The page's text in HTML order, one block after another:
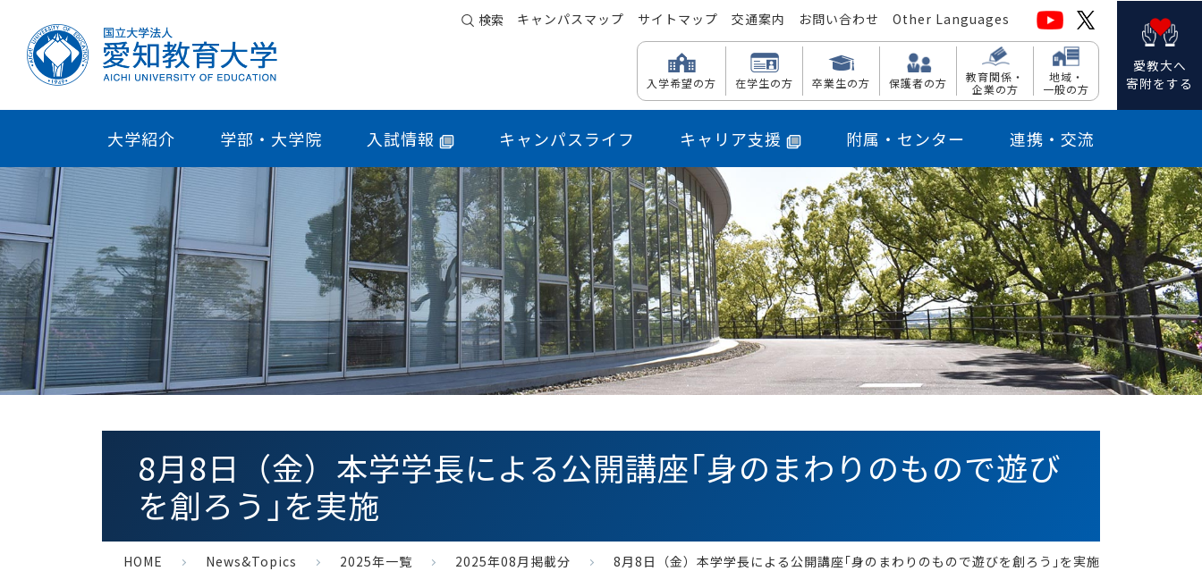
検索 キャンパスマップ サイトマップ 交通案内 お問い合わせ Other Languages
入学希望の方 在学生の方 卒業生の方 保護者の方
教育関係・
企業の方
地域・
一般の方
愛教大へ
寄附をする
大学紹介 学部・大学院 入試情報 キャンパスライフ キャリア支援 附属・センター 連携・交流
8月8日（金）本学学長による公開講座｢身のまわりのもので遊び
を創ろう｣を実施
HOME News&Topics 2025年一覧 2025年08月掲載分 8月8日（金）本学学長による公開講座｢身のまわりのもので遊びを創ろう｣を実施